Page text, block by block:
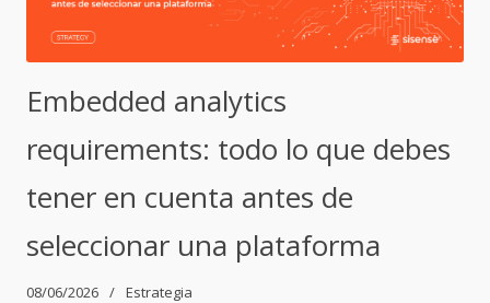
Embedded analytics
requirements: todo lo que debes
tener en cuenta antes de
seleccionar una plataforma
08/06/2026
Estrategia